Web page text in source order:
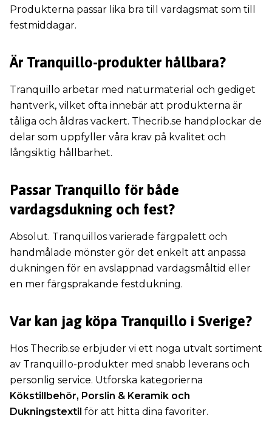
Produkterna passar lika bra till vardagsmat som till
festmiddagar.
Är Tranquillo-produkter hållbara?
Tranquillo arbetar med naturmaterial och gediget
hantverk, vilket ofta innebär att produkterna är
tåliga och åldras vackert. Thecrib.se handplockar de
delar som uppfyller våra krav på kvalitet och
långsiktig hållbarhet.
Passar Tranquillo för både
vardagsdukning och fest?
Absolut. Tranquillos varierade färgpalett och
handmålade mönster gör det enkelt att anpassa
dukningen för en avslappnad vardagsmåltid eller
en mer färgsprakande festdukning.
Var kan jag köpa Tranquillo i Sverige?
Hos Thecrib.se erbjuder vi ett noga utvalt sortiment
av Tranquillo-produkter med snabb leverans och
personlig service. Utforska kategorierna
Kökstillbehör, Porslin & Keramik och
Dukningstextil för att hitta dina favoriter.